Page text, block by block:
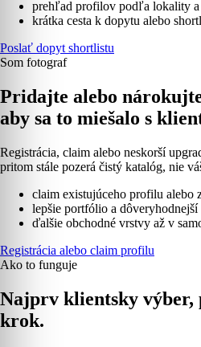
prehľad profilov podľa lokality a
krátka cesta k dopytu alebo
Poslať dopyt shortlistu
Som fotograf
Pridajte alebo
aby sa to miešalo s
Registrácia, claim alebo neskorší
pritom stále pozerá čistý katalóg, nie
claim existujúceho profilu alebo
lepšie portfólio a
ďalšie obchodné vrstvy až v
Registrácia alebo claim profilu
Ako to funguje
Najprv klientsky výber,
krok.